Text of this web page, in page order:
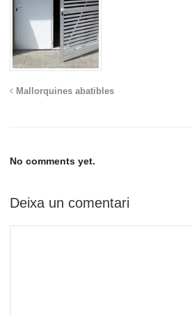
Mallorquines abatibles
No comments yet.
Deixa un comentari